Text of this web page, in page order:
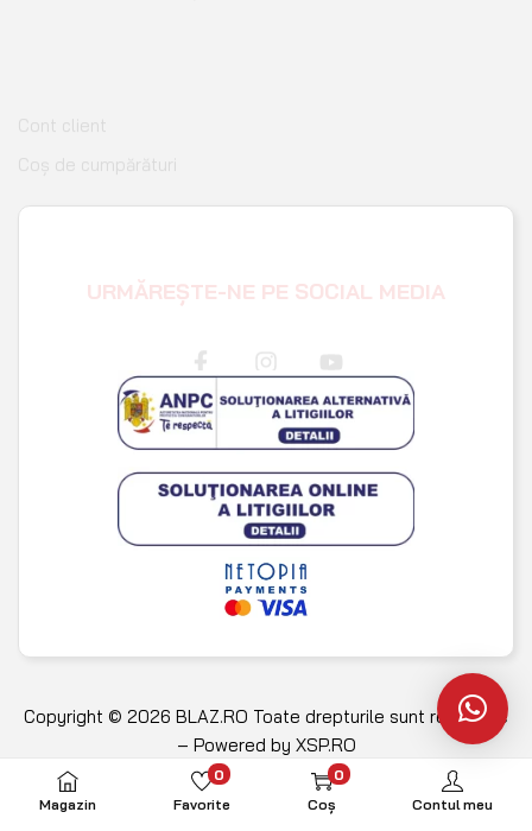
Magazin
0
Favorite
0
Coș
Contul meu
Pagina de finalizare comandă
Wishlist
Copyright © 2026 BLAZ.RO Toate drepturile sunt rezervate
– Powered by XSP.RO